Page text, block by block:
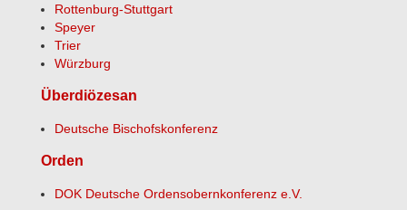
Rottenburg-Stuttgart
Speyer
Trier
Würzburg
Überdiözesan
Deutsche Bischofskonferenz
Orden
DOK Deutsche Ordensobernkonferenz e.V.